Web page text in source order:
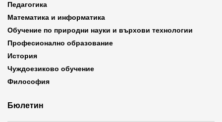
Педагогика
Математика и информатика
Обучение по природни науки и върхови технологии
Професионално образование
История
Чуждоезиково обучение
Философия
Бюлетин